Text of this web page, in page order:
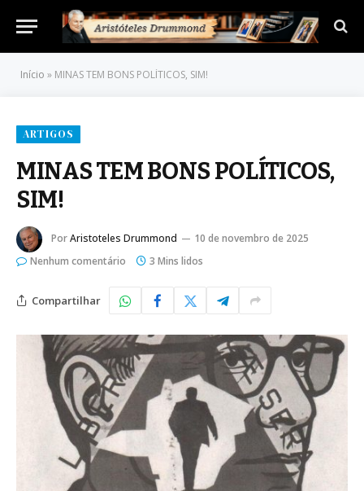
Início » MINAS TEM BONS POLÍTICOS, SIM!
ARTIGOS
MINAS TEM BONS POLÍTICOS,
SIM!
PorAristoteles Drummond
10 de novembro de 2025
Nenhum comentário
3 Mins lidos
Compartilhar